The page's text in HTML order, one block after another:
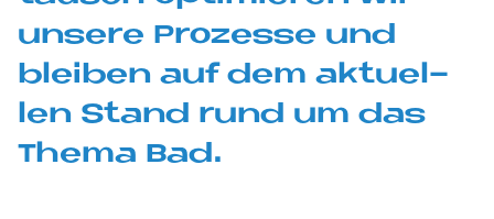
un­se­re Pro­zes­se und
blei­ben auf dem ak­tu­el­
len Stand rund um das
The­ma Bad.